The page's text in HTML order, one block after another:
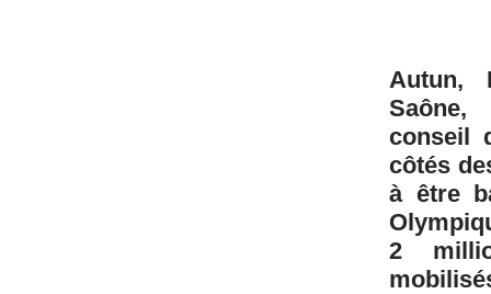
Autun,
conseil
côtés
à être
2